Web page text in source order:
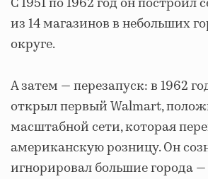
С 1951 по 1962 год он построил
из 14 магазинов в небольших
округе.
А затем — перезапуск: в 1962
открыл первый Walmart,
масштабной сети, которая
американскую розницу. Он
игнорировал большие города —